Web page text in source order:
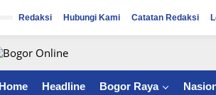
Redaksi Hubungi Kami Catatan Redaksi
Home Headline Bogor Raya